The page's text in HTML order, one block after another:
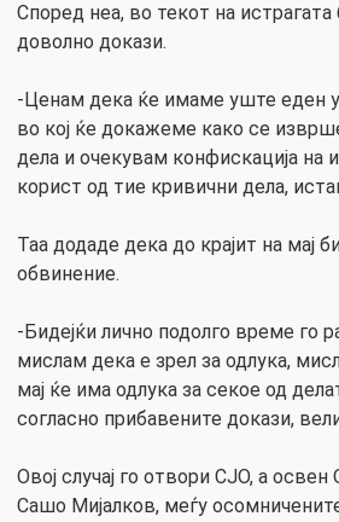
Според неа, во текот на
доволно докази.
-Ценам дека ќе имаме уште еден
во кој ќе докажеме како се
дела и очекувам конфискација на
корист од тие кривични дела,
Таа додаде дека до крајит на мај
обвинение.
-Бидејќи лично подолго време го
мислам дека е зрел за одлука,
мај ќе има одлука за секое од
согласно прибавените докази,
Овој случај го отвори СЈО, а
Сашо Мијалков, меѓу